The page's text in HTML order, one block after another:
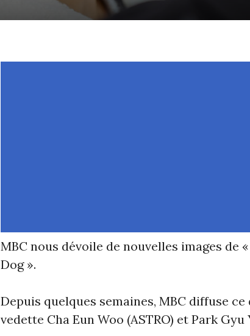
MBC nous dévoile de nouvelles images de
Dog ».
Depuis quelques semaines, MBC diffuse
vedette Cha Eun Woo (ASTRO) et Park Gyu